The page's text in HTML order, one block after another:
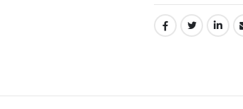
PAYLAŞ: